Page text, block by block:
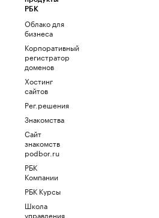
РБК
Облако для
бизнеса
Корпоративный
регистратор
доменов
Хостинг
сайтов
Рег.решения
Знакомства
Сайт
знакомств
podbor.ru
РБК
Компании
РБК Курсы
Школа
управления